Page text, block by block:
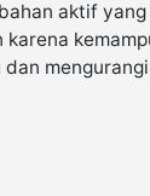
aktif